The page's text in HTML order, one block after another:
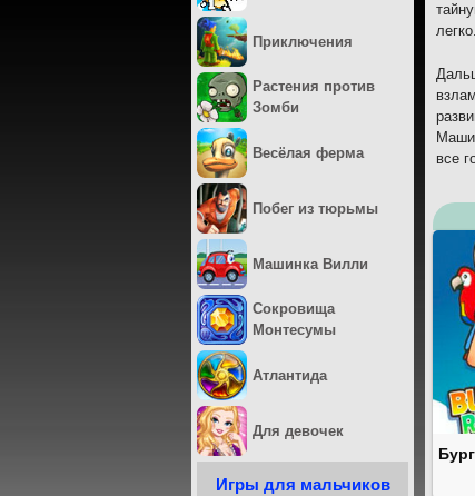
легко.
все
Приключения
Растения против
Зомби
Весёлая ферма
Побег из тюрьмы
Машинка Вилли
Сокровища
Монтесумы
Атлантида
Для девочек
Игры для мальчиков